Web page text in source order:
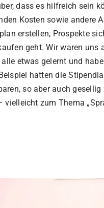
dass es hilfreich sein
Kosten sowie andere
erstellen, Prospekte
geht. Wir waren uns
etwas gelernt und
hatten die
so aber auch
zum Thema